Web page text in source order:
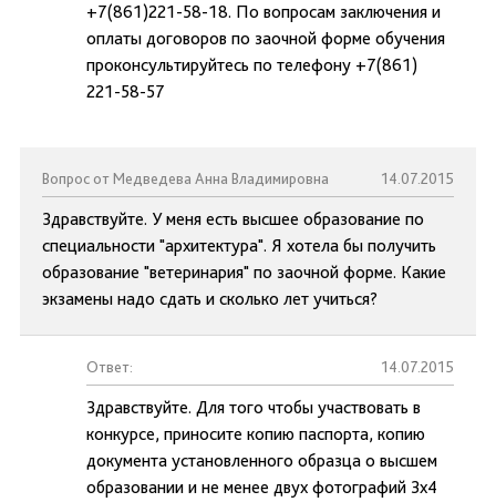
+7(861)221-58-18. По вопросам заключения и
оплаты договоров по заочной форме обучения
проконсультируйтесь по телефону +7(861)
221-58-57
Вопрос от Медведева Анна Владимировна 14.07.2015
Здравствуйте. У меня есть высшее образование по
специальности "архитектура". Я хотела бы получить
образование "ветеринария" по заочной форме. Какие
экзамены надо сдать и сколько лет учиться?
Ответ: 14.07.2015
Здравствуйте. Для того чтобы участвовать в
конкурсе, приносите копию паспорта, копию
документа установленного образца о высшем
образовании и не менее двух фотографий 3х4